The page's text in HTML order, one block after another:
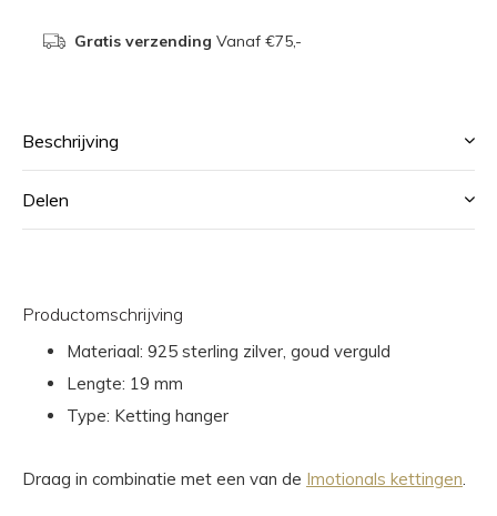
Gratis verzending Vanaf €75,-
Beschrijving
Delen
Productomschrijving
Materiaal: 925 sterling zilver, goud verguld
Lengte: 19 mm
Type: Ketting hanger
Draag in combinatie met een van de Imotionals kettingen.